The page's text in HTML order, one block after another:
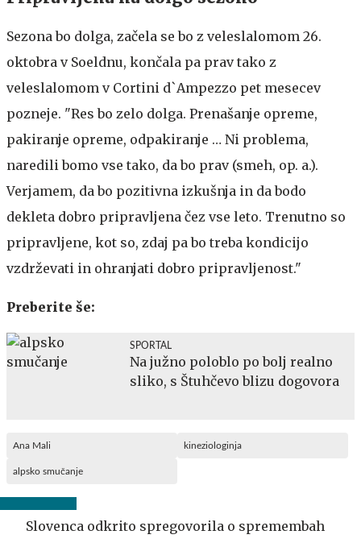
Sezona bo dolga, začela se bo z veleslalomom 26.
oktobra v Soeldnu, končala pa prav tako z
veleslalomom v Cortini d`Ampezzo pet mesecev
pozneje. "Res bo zelo dolga. Prenašanje opreme,
pakiranje opreme, odpakiranje … Ni problema,
naredili bomo vse tako, da bo prav (smeh, op. a.).
Verjamem, da bo pozitivna izkušnja in da bodo
dekleta dobro pripravljena čez vse leto. Trenutno so
pripravljene, kot so, zdaj pa bo treba kondicijo
vzdrževati in ohranjati dobro pripravljenost."
Preberite še:
SPORTAL
Na južno poloblo po bolj realno
sliko, s Štuhčevo blizu dogovora
Ana Mali kineziologinja
alpsko smučanje
Slovenca odkrito spregovorila o spremembah